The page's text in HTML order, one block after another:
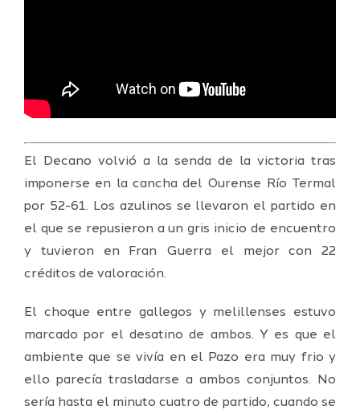
El Decano volvió a la senda de la victoria tras
imponerse en la cancha del Ourense Río Termal
por 52-61. Los azulinos se llevaron el partido en
el que se repusieron a un gris inicio de encuentro
y tuvieron en Fran Guerra el mejor con 22
créditos de valoración.
El choque entre gallegos y melillenses estuvo
marcado por el desatino de ambos. Y es que el
ambiente que se vivía en el Pazo era muy frio y
ello parecía trasladarse a ambos conjuntos. No
sería hasta el minuto cuatro de partido, cuando se